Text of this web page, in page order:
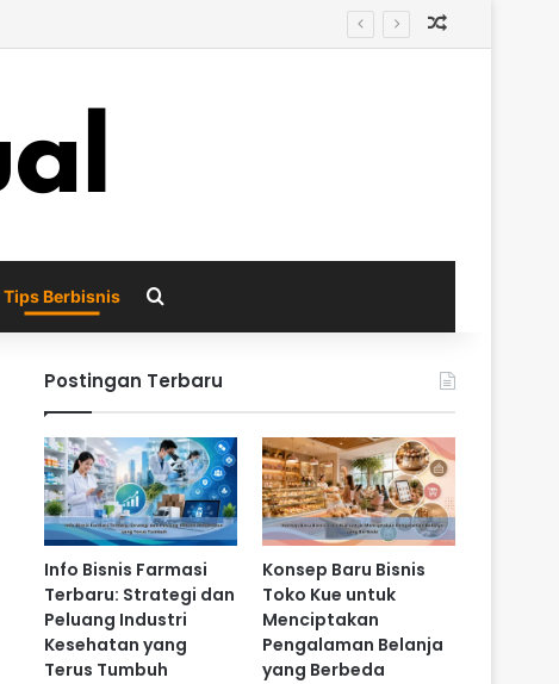
Tips Berbisnis Search for
Postingan Terbaru
Info Bisnis Farmasi
Terbaru: Strategi dan
Peluang Industri
Kesehatan yang
Terus Tumbuh
Konsep Baru Bisnis
Toko Kue untuk
Menciptakan
Pengalaman Belanja
yang Berbeda